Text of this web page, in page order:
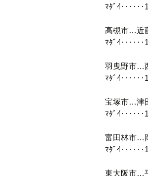
ﾏﾀﾞｲ
高槻市…近
ﾏﾀﾞｲ
羽曳野市…
ﾏﾀﾞｲ
宝塚市…津
ﾏﾀﾞｲ
富田林市…
ﾏﾀﾞｲ
東大阪市…